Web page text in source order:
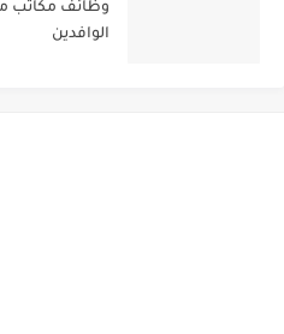
وظائف مكاتب
الوافدين